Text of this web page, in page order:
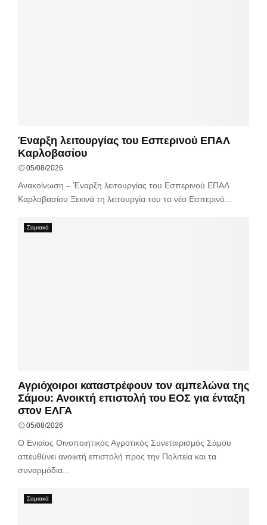
Έναρξη λειτουργίας του Εσπερινού ΕΠΑΛ
Καρλοβασίου
05/08/2026
Ανακοίνωση – Έναρξη λειτουργίας του Εσπερινού ΕΠΑΛ
Καρλοβασίου Ξεκινά τη λειτουργία του το νέο Εσπερινό...
Σαμιακά
Αγριόχοιροι καταστρέφουν τον αμπελώνα της
Σάμου: Ανοικτή επιστολή του ΕΟΣ για ένταξη
στον ΕΛΓΑ
05/08/2026
Ο Ενιαίος Οινοποιητικός Αγροτικός Συνεταιρισμός Σάμου
απευθύνει ανοικτή επιστολή προς την Πολιτεία και τα
συναρμόδια...
Σαμιακά